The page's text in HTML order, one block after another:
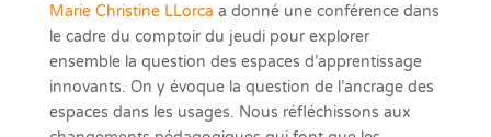
Marie Christine LLorca a donné une conférence dans
le cadre du comptoir du jeudi pour explorer
ensemble la question des espaces d’apprentissage
innovants. On y évoque la question de l’ancrage des
espaces dans les usages. Nous réfléchissons aux